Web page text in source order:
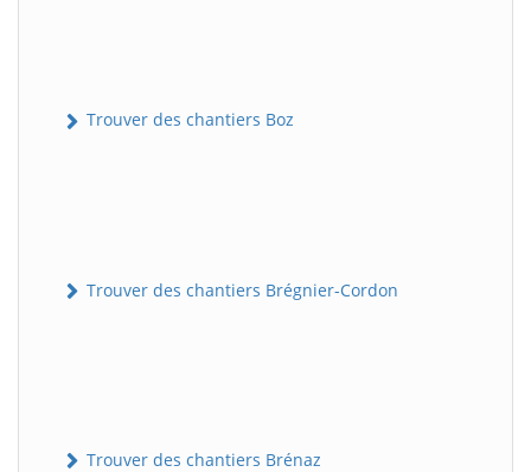
Trouver des chantiers Boz
Trouver des chantiers Brégnier-Cordon
Trouver des chantiers Brénaz